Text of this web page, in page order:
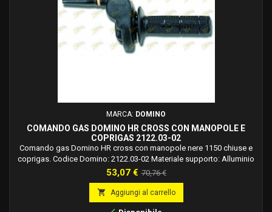
MARCA: DOMINO
COMANDO GAS DOMINO HR CROSS CON MANOPOLE E
COPRIGAS 2122.03-02
Comando gas Domino HR cross con manopole nere 1150 chiuse e
coprigas. Codice Domino: 2122.03-02 Materiale supporto: Alluminio
Finitura supporto: Verniciato Colore: Nero Corsa Max: 50 mm
Rapidità: 1,9 °/mm Tipo Cavo: Mono Cavo
Prezzo
53,07 € Prezzo
base
70,76 €
 Aggiungi al carrello